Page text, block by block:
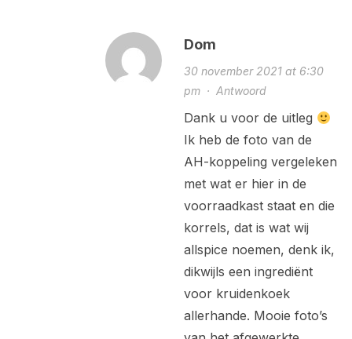
Dom
30 november 2021 at 6:30
pm· Antwoord
Dank u voor de uitleg
Ik heb de foto van de
AH-koppeling vergeleken
met wat er hier in de
voorraadkast staat en die
korrels, dat is wat wij
allspice noemen, denk ik,
dikwijls een ingrediënt
voor kruidenkoek
allerhande. Mooie foto’s